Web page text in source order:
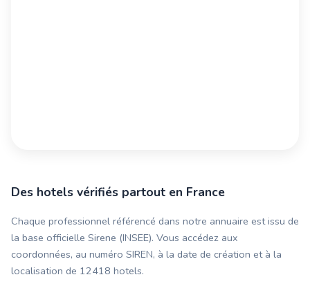
Des hotels vérifiés partout en France
Chaque professionnel référencé dans notre annuaire est issu de
la base officielle Sirene (INSEE). Vous accédez aux
coordonnées, au numéro SIREN, à la date de création et à la
localisation de 12418 hotels.